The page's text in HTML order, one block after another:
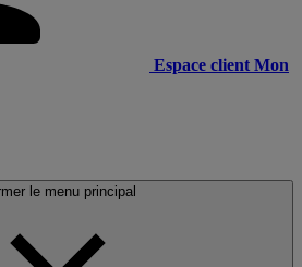
Espace client Mon
le menu principal